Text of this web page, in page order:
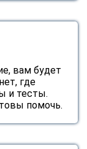
вам будет
где
и тесты.
помочь.